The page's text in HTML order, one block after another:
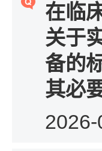
在临
关于
备的
其必